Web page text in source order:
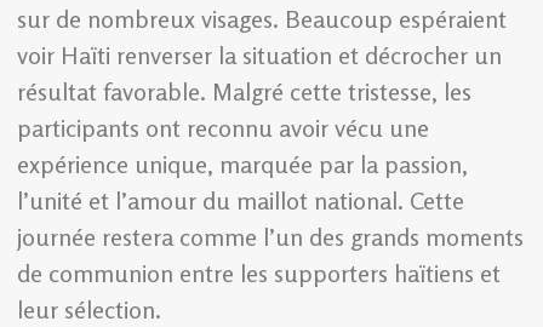
sur de nombreux visages. Beaucoup espéraient
voir Haïti renverser la situation et décrocher un
résultat favorable. Malgré cette tristesse, les
participants ont reconnu avoir vécu une
expérience unique, marquée par la passion,
l’unité et l’amour du maillot national. Cette
journée restera comme l’un des grands moments
de communion entre les supporters haïtiens et
leur sélection.